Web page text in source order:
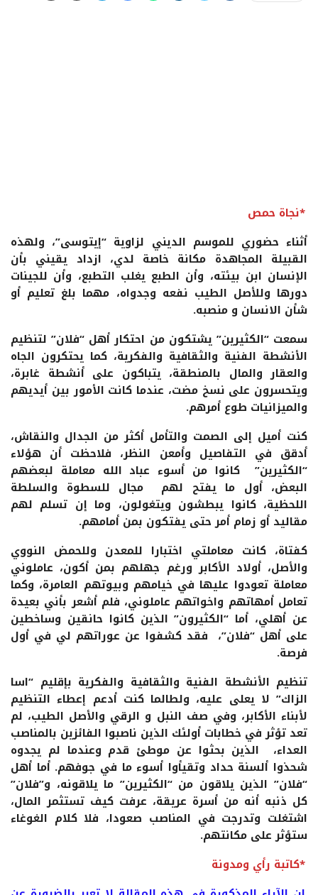
*نجاة حمص
أثناء حضوري للموسم الديني لزاوية “إيتوسى”، ولهذه
القبيلة المجاهدة مكانة خاصة لدي، ازداد يقيني بأن
الإنسان ابن بيئته، وأن الطبع يغلب التطبع، وأن للجينات
دورها وللأصل الطيب نفعه وجدواه، مهما بلغ تعليم أو
شأن الانسان و منصبه.
سمعت “الكثيرين” يشتكون من احتكار أهل “فلان” لتنظيم
الأنشطة الفنية والثقافية والفكرية، كما يحتكرون الجاه
والعقار والمال بالمنطقة، يتباكون على أنشطة غابرة،
ويتحسرون على نسخ مضت، عندما كانت الأمور بين أيديهم
والميزانيات طوع أمرهم.
كنت أميل إلى الصمت والتأمل أكثر من الجدال والنقاش،
أدقق في التفاصيل وأمعن النظر، فلاحظت أن هؤلاء
“الكثيرين” كانوا من أسوء عباد الله معاملة لبعضهم
البعض، أول ما يفتح لهم مجال للسطوة والسلطة
اللحظية، كانوا يبطشون ويتغولون، وما إن تسلم لهم
مقاليد أو زمام أمر حتى يفتكون بمن أمامهم.
كفتاة، كانت معاملتي اختبارا للمعدن وللحمض النووي
والأصل، أولاد الأكابر ورغم جهلهم بمن أكون، عاملوني
معاملة تعودوا عليها في خيامهم وبيوتهم العامرة، وكما
تعامل أمهاتهم واخواتهم عاملوني، فلم أشعر بأني بعيدة
عن أهلي، أما “الكثيرون” الذين كانوا حانقين وساخطين
على أهل “فلان”، فقد كشفوا عن عوراتهم لي في أول
فرصة.
تنظيم الأنشطة الفنية والثقافية والفكرية بإقليم “اسا
الزاك” لا يعلى عليه، ولطالما كنت أدعم إعطاء التنظيم
لأبناء الأكابر، وفي صف النبل و الرقي والأصل الطيب، لم
تعد تؤثر في خطابات أولئك الذين ناصبوا الفائزين بالمناصب
العداء، الذين بحثوا عن موطئ قدم وعندما لم يجدوه
شحذوا ألسنة حداد وتقيأوا أسوء ما في جوفهم. أما أهل
“فلان” الذين يلاقون من “الكثيرين” ما يلاقونه، و”فلان”
كل ذنبه أنه من أسرة عريقة، عرفت كيف تستثمر المال،
اشتغلت وتدرجت في المناصب صعودا، فلا كلام الغوغاء
ستؤثر على مكانتهم.
*كاتبة رأي ومدونة